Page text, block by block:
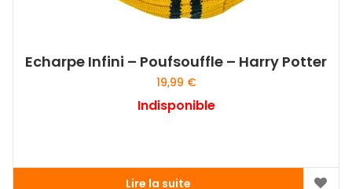
Echarpe Infini – Poufsouffle – Harry Potter
19,99 €
Indisponible
Lire la suite